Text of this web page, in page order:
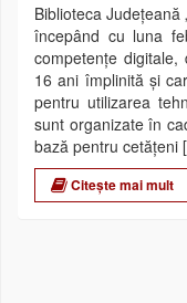
Biblioteca Județeană
începând cu luna
competențe
16 ani împlinită și
pentru utilizarea
sunt organizate în
bază pentru cetățeni
Citește mai mult